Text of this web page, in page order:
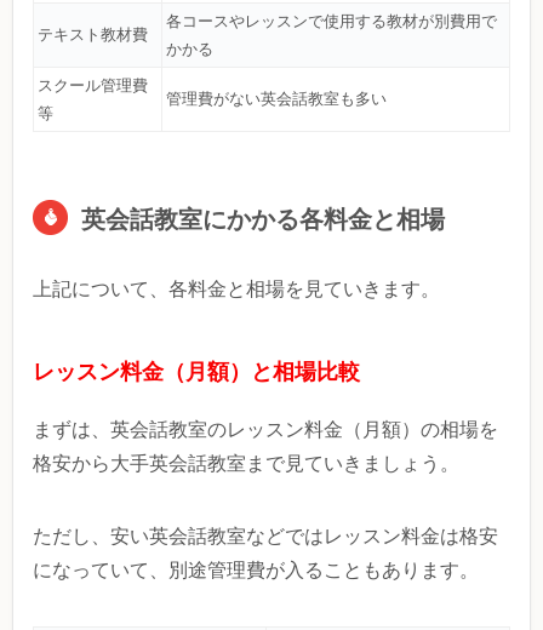
テキスト教材費
各コースやレッスンで使用する教材が別費用で
かかる
スクール管理費
等
管理費がない英会話教室も多い
英会話教室にかかる各料金と相場
上記について、各料金と相場を見ていきます。
レッスン料金（月額）と相場比較
まずは、英会話教室のレッスン料金（月額）の相場を
格安から大手英会話教室まで見ていきましょう。
ただし、安い英会話教室などではレッスン料金は格安
になっていて、別途管理費が入ることもあります。